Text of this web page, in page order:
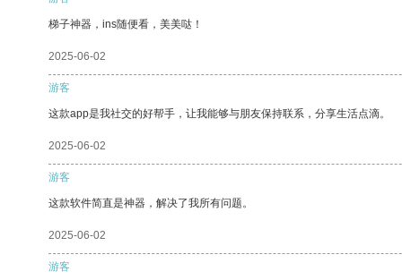
梯子神器，ins随便看，美美哒！
2025-06-02
游客
这款app是我社交的好帮手，让我能够与朋友保持联系，分享生活点滴。
2025-06-02
游客
这款软件简直是神器，解决了我所有问题。
2025-06-02
游客